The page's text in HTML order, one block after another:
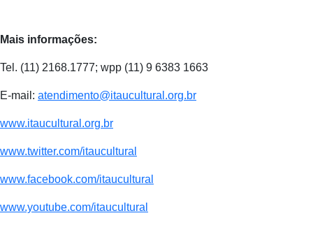
Mais informações:
Tel. (11) 2168.1777; wpp (11) 9 6383 1663
E-mail: atendimento@itaucultural.org.br
www.itaucultural.org.br
www.twitter.com/itaucultural
www.facebook.com/itaucultural
www.youtube.com/itaucultural